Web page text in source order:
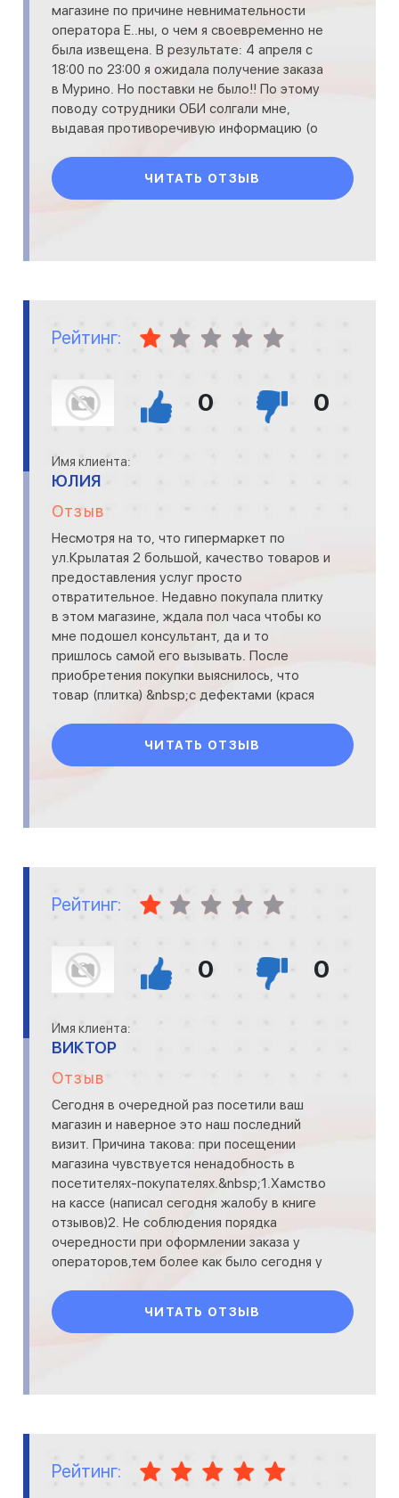
магазине по причине невнимательности
оператора Е..ны, о чем я своевременно не
была извещена. В результате: 4 апреля с
18:00 по 23:00 я ожидала получение заказа
в Мурино. Но поставки не было!! По этому
поводу сотрудники ОБИ солгали мне,
выдавая противоречивую информацию (о
ЧИТАТЬ ОТЗЫВ
Рейтинг:
0 0
Имя клиента:
ЮЛИЯ
Отзыв
Несмотря на то, что гипермаркет по
ул.Крылатая 2 большой, качество товаров и
предоставления услуг просто
отвратительное. Недавно покупала плитку
в этом магазине, ждала пол часа чтобы ко
мне подошел консультант, да и то
пришлось самой его вызывать. После
приобретения покупки выяснилось, что
товар (плитка) &nbsp;с дефектами (крася
ЧИТАТЬ ОТЗЫВ
Рейтинг:
0 0
Имя клиента:
ВИКТОР
Отзыв
Сегодня в очередной раз посетили ваш
магазин и наверное это наш последний
визит. Причина такова: при посещении
магазина чувствуется ненадобность в
посетителях-покупателях.&nbsp;1.Хамство
на кассе (написал сегодня жалобу в книге
отзывов)2. Не соблюдения порядка
очередности при оформлении заказа у
операторов,тем более как было сегодня у
ЧИТАТЬ ОТЗЫВ
Рейтинг: